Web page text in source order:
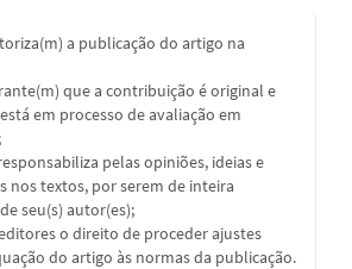
a publicação do artigo na
que a contribuição é original e
em processo de avaliação em
pelas opiniões, ideias e
nos textos, por serem de inteira
seu(s) autor(es);
o direito de proceder ajustes
do artigo às normas da publicação.